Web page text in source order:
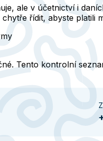
ale v účetnictví i
řídit, abyste platili
Tento kontrolní